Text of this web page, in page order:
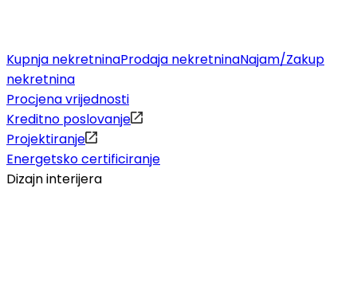
Kupnja nekretninaProdaja nekretninaNajam/Zakup
nekretnina
Procjena vrijednosti
Kreditno poslovanje
Projektiranje
Energetsko certificiranje
Dizajn interijera